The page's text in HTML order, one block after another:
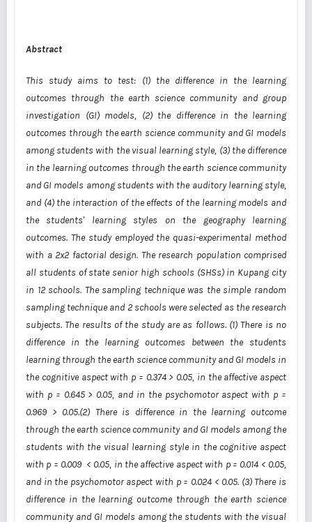
Abstract
This study aims to test: (1) the difference in the learning
outcomes through the earth science community and group
investigation (GI) models, (2) the difference in the learning
outcomes through the earth science community and GI models
among students with the visual learning style, (3) the difference
in the learning outcomes through the earth science community
and GI models among students with the auditory learning style,
and (4) the interaction of the effects of the learning models and
the students' learning styles on the geography learning
outcomes. The study employed the quasi-experimental method
with a 2x2 factorial design. The research population comprised
all students of state senior high schools (SHSs) in Kupang city
in 12 schools. The sampling technique was the simple random
sampling technique and 2 schools were selected as the research
subjects. The results of the study are as follows. (1) There is no
difference in the learning outcomes between the students
learning through the earth science community and GI models in
the cognitive aspect with p = 0.374 > 0.05, in the affective aspect
with p = 0.645 > 0.05, and in the psychomotor aspect with p =
0.969 > 0.05.(2) There is difference in the learning outcome
through the earth science community and GI models among the
students with the visual learning style in the cognitive aspect
with p = 0.009 < 0.05, in the affective aspect with p = 0.014 < 0.05,
and in the psychomotor aspect with p = 0.024 < 0.05. (3) There is
difference in the learning outcome through the earth science
community and GI models among the students with the visual